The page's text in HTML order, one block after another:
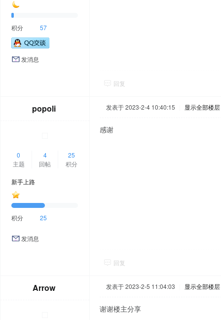
积分 57
发消息
回复
popoli
0
主题
4
回帖
25
积分
新手上路
积分 25
发消息
发表于 2023-2-4 10:40:15 显示全部楼层
感谢
回复
Arrow 发表于 2023-2-5 11:04:03 显示全部楼层
谢谢楼主分享